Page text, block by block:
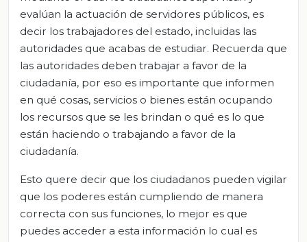
evalúan la actuación de servidores públicos, es
decir los trabajadores del estado, incluidas las
autoridades que acabas de estudiar. Recuerda que
las autoridades deben trabajar a favor de la
ciudadanía, por eso es importante que informen
en qué cosas, servicios o bienes están ocupando
los recursos que se les brindan o qué es lo que
están haciendo o trabajando a favor de la
ciudadanía.
Esto quere decir que los ciudadanos pueden vigilar
que los poderes están cumpliendo de manera
correcta con sus funciones, lo mejor es que
puedes acceder a esta información lo cual es